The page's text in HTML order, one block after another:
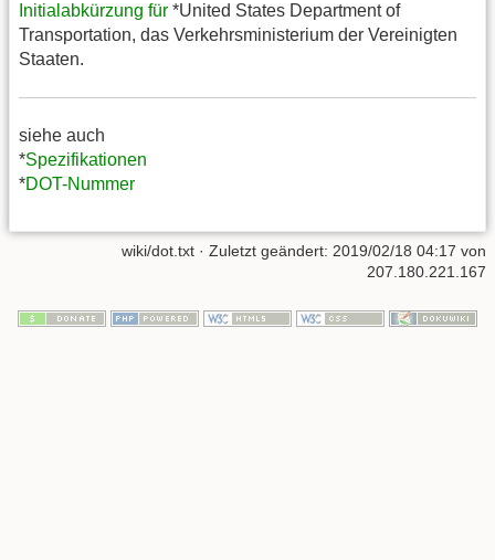
Initialabkürzung für *United States Department of
Transportation, das Verkehrsministerium der Vereinigten
Staaten.
siehe auch
*Spezifikationen
*DOT-Nummer
wiki/dot.txt · Zuletzt geändert: 2019/02/18 04:17 von
207.180.221.167